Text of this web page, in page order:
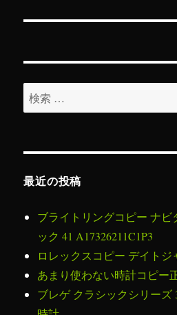
ン
稿:
検
索
象:
最近の投稿
ブライトリングコピー ナビ
ック 41 A17326211C1P3
ロレックスコピー デイトジ
あまり使わない時計コピー
ブレゲ クラシックシリーズ